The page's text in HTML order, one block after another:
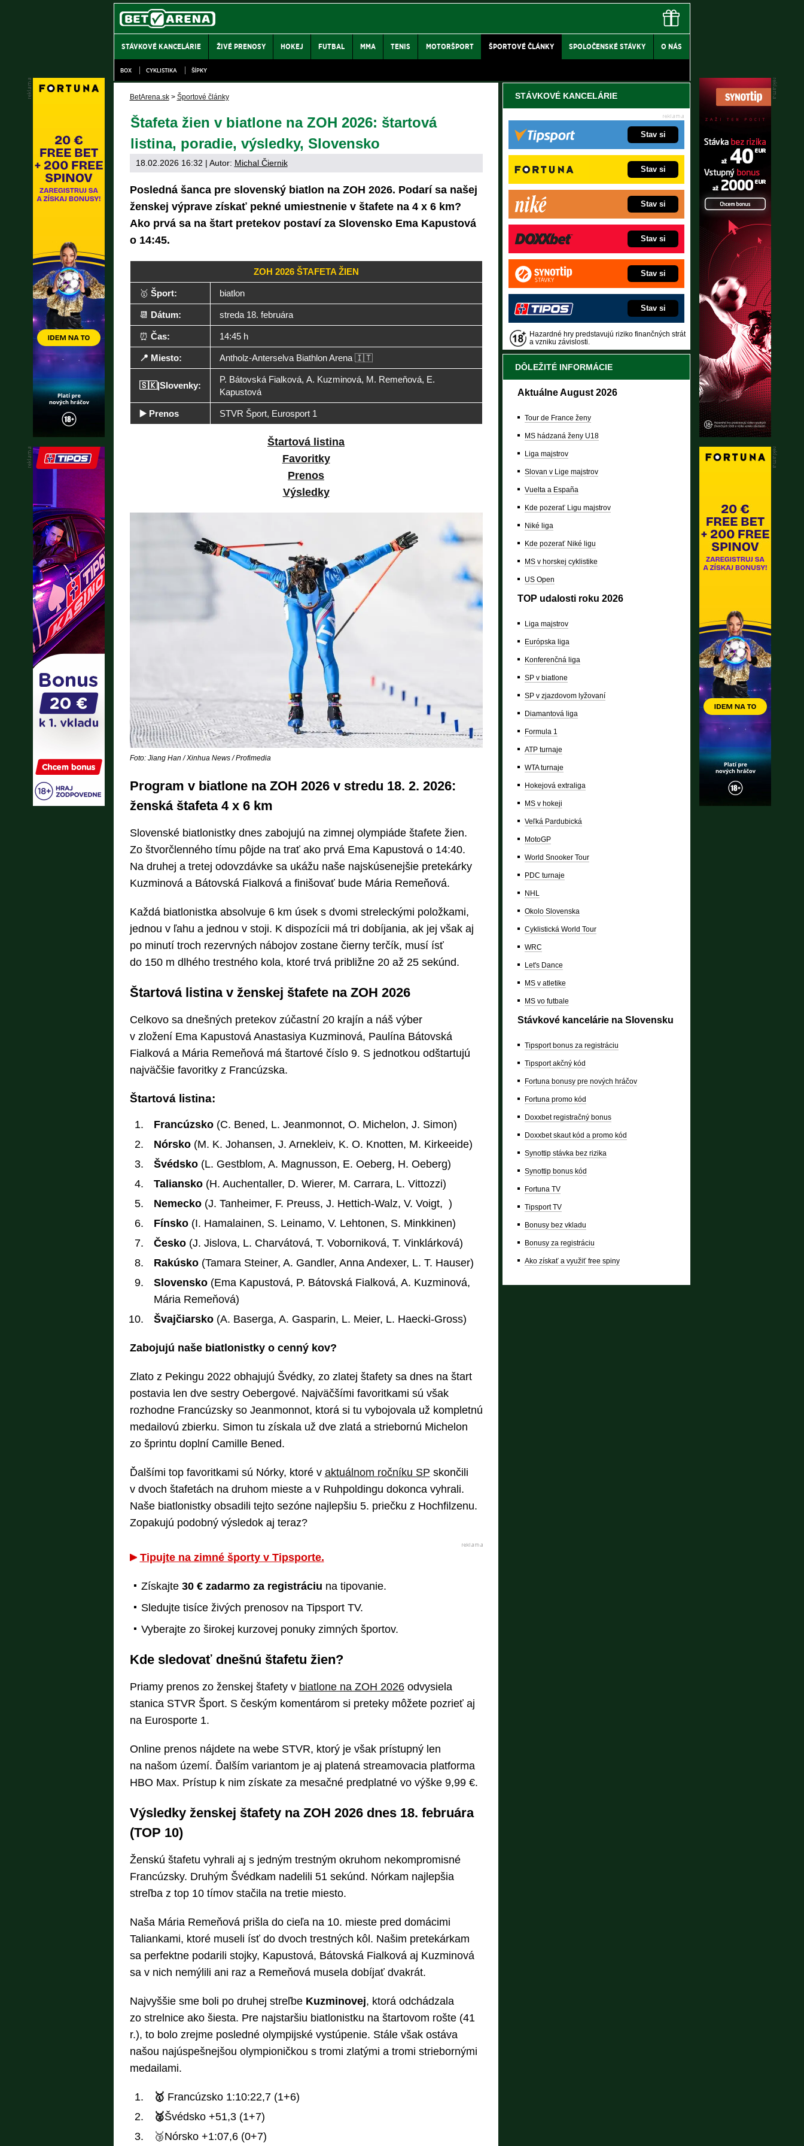
STÁVKOVÉ KANCELÁRIE ŽIVÉ PRENOSY HOKEJ FUTBAL MMA TENIS MOTORŠPORT ŠPORTOVÉ ČLÁNKY SPOLOČENSKÉ STÁVKY O NÁS
BOX CYKLISTIKA ŠÍPKY
BetArena.sk > Športové články
Štafeta žien v biatlone na ZOH 2026: štartová
listina, poradie, výsledky, Slovensko
18.02.2026 16:32 | Autor: Michal Čiernik
Posledná šanca pre slovenský biatlon na ZOH 2026. Podarí sa našej
ženskej výprave získať pekné umiestnenie v štafete na 4 x 6 km?
Ako prvá sa na štart pretekov postaví za Slovensko Ema Kapustová
o 14:45.
ZOH 2026 ŠTAFETA ŽIEN
🥇 Šport: biatlon
📆 Dátum: streda 18. februára
⏰ Čas: 14:45 h
📍 Miesto: Antholz-Anterselva Biathlon Arena 🇮🇹
🇸🇰|Slovenky:
P. Bátovská Fialková, A. Kuzminová, M. Remeňová, E.
Kapustová
▶️ Prenos STVR Šport, Eurosport 1
Štartová listina
Favoritky
Prenos
Výsledky
Foto: Jiang Han / Xinhua News / Profimedia
Program v biatlone na ZOH 2026 v stredu 18. 2. 2026:
ženská štafeta 4 x 6 km
Slovenské biatlonistky dnes zabojujú na zimnej olympiáde štafete žien.
Zo štvorčlenného tímu pôjde na trať ako prvá Ema Kapustová o 14:40.
Na druhej a tretej odovzdávke sa ukážu naše najskúsenejšie pretekárky
Kuzminová a Bátovská Fialková a finišovať bude Mária Remeňová.
Každá biatlonistka absolvuje 6 km úsek s dvomi streleckými položkami,
jednou v ľahu a jednou v stoji. K dispozícii má tri dobíjania, ak jej však aj
po minutí troch rezervných nábojov zostane čierny terčík, musí ísť
do 150 m dlhého trestného kola, ktoré trvá približne 20 až 25 sekúnd.
Štartová listina v ženskej štafete na ZOH 2026
Celkovo sa dnešných pretekov zúčastní 20 krajín a náš výber
v zložení Ema Kapustová Anastasiya Kuzminová, Paulína Bátovská
Fialková a Mária Remeňová má štartové číslo 9. S jednotkou odštartujú
najväčšie favoritky z Francúzska.
Štartová listina:
Francúzsko(C. Bened, L. Jeanmonnot, O. Michelon, J. Simon)
Nórsko(M. K. Johansen, J. Arnekleiv, K. O. Knotten, M. Kirkeeide)
Švédsko(L. Gestblom, A. Magnusson, E. Oeberg, H. Oeberg)
Taliansko(H. Auchentaller, D. Wierer, M. Carrara, L. Vittozzi)
Nemecko(J. Tanheimer, F. Preuss, J. Hettich-Walz, V. Voigt, )
Fínsko(I. Hamalainen, S. Leinamo, V. Lehtonen, S. Minkkinen)
Česko(J. Jislova, L. Charvátová, T. Voborniková, T. Vinklárková)
Rakúsko(Tamara Steiner, A. Gandler, Anna Andexer, L. T. Hauser)
Slovensko(Ema Kapustová, P. Bátovská Fialková, A. Kuzminová,
Mária Remeňová)
Švajčiarsko(A. Baserga, A. Gasparin, L. Meier, L. Haecki-Gross)
Zabojujú naše biatlonistky o cenný kov?
Zlato z Pekingu 2022 obhajujú Švédky, zo zlatej štafety sa dnes na štart
postavia len dve sestry Oebergové. Najväčšími favoritkami sú však
rozhodne Francúzsky so Jeanmonnot, ktorá si tu vybojovala už kompletnú
medailovú zbierku. Simon tu získala už dve zlatá a striebornú Michelon
zo šprintu doplní Camille Bened.
Ďalšími top favoritkami sú Nórky, ktoré v aktuálnom ročníku SP skončili
v dvoch štafetách na druhom mieste a v Ruhpoldingu dokonca vyhrali.
Naše biatlonistky obsadili tejto sezóne najlepšiu 5. priečku z Hochfilzenu.
Zopakujú podobný výsledok aj teraz?
Tipujte na zimné športy v Tipsporte.
Získajte 30 € zadarmo za registráciu na tipovanie.
Sledujte tisíce živých prenosov na Tipsport TV.
Vyberajte zo širokej kurzovej ponuky zimných športov.
Kde sledovať dnešnú štafetu žien?
Priamy prenos zo ženskej štafety v biatlone na ZOH 2026odvysiela
stanica STVR Šport. S českým komentárom si preteky môžete pozrieť aj
na Eurosporte 1.
Online prenos nájdete na webe STVR, ktorý je však prístupný len
na našom území. Ďalším variantom je aj platená streamovacia platforma
HBO Max. Prístup k nim získate za mesačné predplatné vo výške 9,99 €.
Výsledky ženskej štafety na ZOH 2026 dnes 18. februára
(TOP 10)
Ženskú štafetu vyhrali aj s jedným trestným okruhom nekompromisné
Francúzsky. Druhým Švédkam nadelili 51 sekúnd. Nórkam najlepšia
streľba z top 10 tímov stačila na tretie miesto.
Naša Mária Remeňová prišla do cieľa na 10. mieste pred domácimi
Taliankami, ktoré museli ísť do dvoch trestných kôl. Našim pretekárkam
sa perfektne podarili stojky, Kapustová, Bátovská Fialková aj Kuzminová
sa v nich nemýlili ani raz a Remeňová musela dobíjať dvakrát.
Najvyššie sme boli po druhej streľbe Kuzminovej, ktorá odchádzala
zo strelnice ako šiesta. Pre najstaršiu biatlonistku na štartovom rošte (41
r.), to bolo zrejme posledné olympijské vystúpenie. Stále však ostáva
našou najúspešnejšou olympioničkou s tromi zlatými a tromi striebornými
medailami.
🥇 Francúzsko 1:10:22,7 (1+6)
🥈Švédsko +51,3 (1+7)
🥉Nórsko +1:07,6 (0+7)
STÁVKOVÉ KANCELÁRIE
Stav si
Stav si
Stav si
Stav si
Stav si
Stav si
Hazardné hry predstavujú riziko finančných strát
a vzniku závislosti.
DÔLEŽITÉ INFORMÁCIE
Aktuálne August 2026
Tour de France ženy
MS hádzaná ženy U18
Liga majstrov
Slovan v Lige majstrov
Vuelta a España
Kde pozerať Ligu majstrov
Niké liga
Kde pozerať Niké ligu
MS v horskej cyklistike
US Open
TOP udalosti roku 2026
Liga majstrov
Európska liga
Konferenčná liga
SP v biatlone
SP v zjazdovom lyžovaní
Diamantová liga
Formula 1
ATP turnaje
WTA turnaje
Hokejová extraliga
MS v hokeji
Veľká Pardubická
MotoGP
World Snooker Tour
PDC turnaje
NHL
Okolo Slovenska
Cyklistická World Tour
WRC
Let's Dance
MS v atletike
MS vo futbale
Stávkové kancelárie na Slovensku
Tipsport bonus za registráciu
Tipsport akčný kód
Fortuna bonusy pre nových hráčov
Fortuna promo kód
Doxxbet registračný bonus
Doxxbet skaut kód a promo kód
Synottip stávka bez rizika
Synottip bonus kód
Fortuna TV
Tipsport TV
Bonusy bez vkladu
Bonusy za registráciu
Ako získať a využiť free spiny